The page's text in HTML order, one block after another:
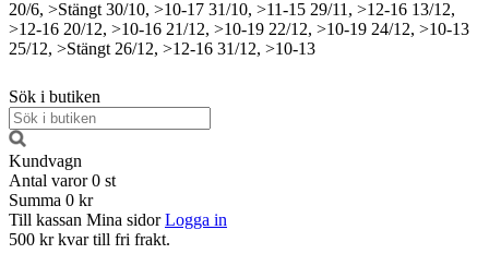
20/6, >Stängt 30/10, >10-17 31/10, >11-15 29/11, >12-16 13/12,
>12-16 20/12, >10-16 21/12, >10-19 22/12, >10-19 24/12, >10-13
25/12, >Stängt 26/12, >12-16 31/12, >10-13
Sök i butiken
Kundvagn
Antal varor 0 st
Summa 0 kr
Till kassan Mina sidor Logga in
500 kr kvar till fri frakt.